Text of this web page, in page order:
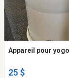
Appareil pour
25 $